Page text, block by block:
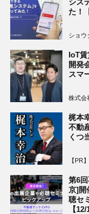
た！
ショウ
IoT
開発
スマ
株式会
梶本
不動
くつ
【PR
第6
京]開
聴セ
【